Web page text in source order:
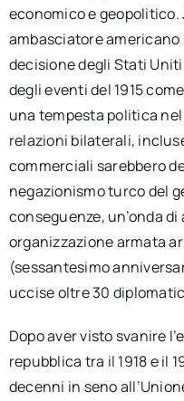
economico e geopolitico.
ambasciatore
decisione degli Stati
degli eventi del 1915
una tempesta politica
relazioni bilaterali,
commerciali sarebbero
negazionismo turco del
conseguenze, un’onda
organizzazione armata
(sessantesimo
uccise oltre 30
Dopo aver visto svanire
repubblica tra il 1918 e il
decenni in seno